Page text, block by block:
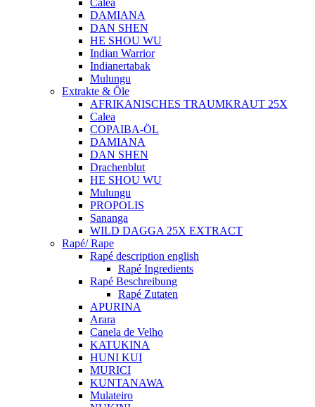
Calea
DAMIANA
DAN SHEN
HE SHOU WU
Indian Warrior
Indianertabak
Mulungu
Extrakte & Öle
AFRIKANISCHES TRAUMKRAUT 25X
Calea
COPAIBA-ÖL
DAMIANA
DAN SHEN
Drachenblut
HE SHOU WU
Mulungu
PROPOLIS
Sananga
WILD DAGGA 25X EXTRACT
Rapé/ Rape
Rapé description english
Rapé Ingredients
Rapé Beschreibung
Rapé Zutaten
APURINA
Arara
Canela de Velho
KATUKINA
HUNI KUI
MURICI
KUNTANAWA
Mulateiro